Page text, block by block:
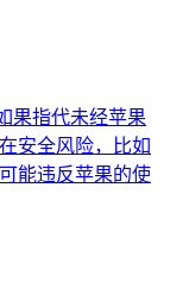
果指代未经苹果
安全风险，比如
能违反苹果的使